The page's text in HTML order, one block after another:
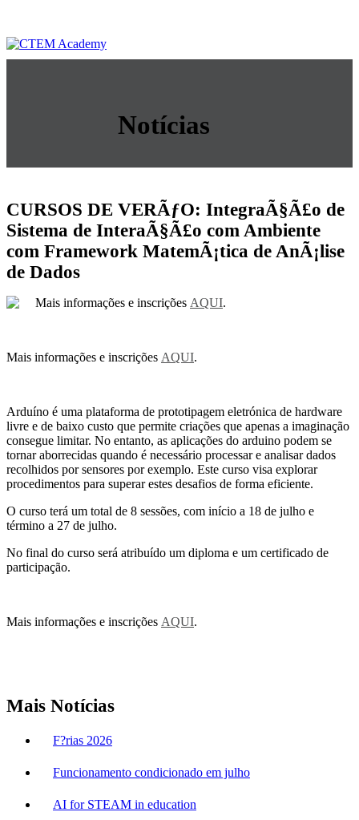
Notícias
CURSOS DE VERÃƒO: IntegraÃ§Ã£o de
Sistema de InteraÃ§Ã£o com Ambiente
com Framework MatemÃ¡tica de AnÃ¡lise
de Dados
Mais informações e inscrições AQUI.
Mais informações e inscrições AQUI.
Arduíno é uma plataforma de prototipagem eletrónica de hardware
livre e de baixo custo que permite criações que apenas a imaginação
consegue limitar. No entanto, as aplicações do arduino podem se
tornar aborrecidas quando é necessário processar e analisar dados
recolhidos por sensores por exemplo. Este curso visa explorar
procedimentos para superar estes desafios de forma eficiente.
O curso terá um total de 8 sessões, com início a 18 de julho e
término a 27 de julho.
No final do curso será atribuído um diploma e um certificado de
participação.
Mais informações e inscrições AQUI.
Mais Notícias
F?rias 2026
Funcionamento condicionado em julho
AI for STEAM in education